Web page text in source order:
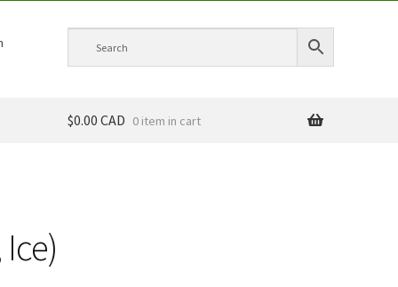
$0.00 CAD 0 item